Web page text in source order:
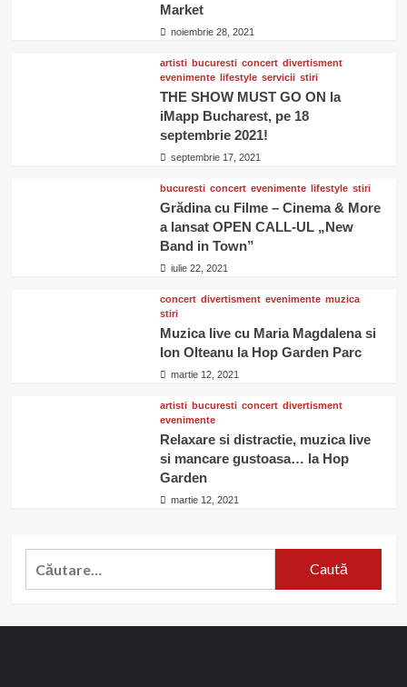
Market
noiembrie 28, 2021
artisti bucuresti concert divertisment
evenimente lifestyle servicii stiri
THE SHOW MUST GO ON la
iMapp Bucharest, pe 18
septembrie 2021!
septembrie 17, 2021
bucuresti concert evenimente lifestyle stiri
Grădina cu Filme – Cinema & More
a lansat OPEN CALL-UL „New
Band in Town”
iulie 22, 2021
concert divertisment evenimente muzica
stiri
Muzica live cu Maria Magdalena si
Ion Olteanu la Hop Garden Parc
martie 12, 2021
artisti bucuresti concert divertisment
evenimente
Relaxare si distractie, muzica live
si mancare gustoasa… la Hop
Garden
martie 12, 2021